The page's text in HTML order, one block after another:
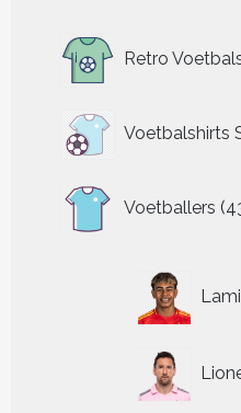
Retro
Voetbalshirts
Voetballers